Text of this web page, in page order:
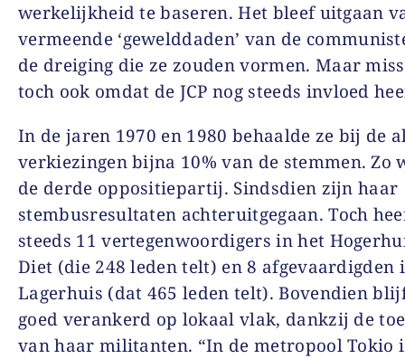
werkelijkheid te baseren. Het bleef uitgaan
vermeende ‘gewelddaden’ van de
de dreiging die ze zouden vormen. Maar
toch ook omdat de JCP nog steeds invloed
In de jaren 1970 en 1980 behaalde ze bij de
verkiezingen bijna 10% van de stemmen. Zo
de derde oppositiepartij. Sindsdien zijn haar
stembusresultaten achteruitgegaan. Toch
steeds 11 vertegenwoordigers in het
Diet (die 248 leden telt) en 8 afgevaardigden
Lagerhuis (dat 465 leden telt). Bovendien
goed verankerd op lokaal vlak, dankzij de
van haar militanten. “In de metropool Tokio